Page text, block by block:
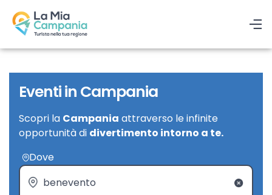
Eventi in Campania
Scopri la Campania attraverso le infinite
opportunità di divertimento intorno a te.
Dove